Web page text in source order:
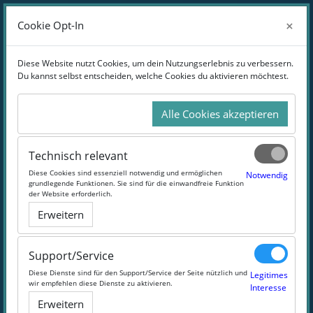
Zum Hauptinhalt
Website-Übersicht
Anmelden
StarterPACK - Entrepreneurial Skills
Moin, Moin und willkommen zu unserem StarterPACK-
Kursprogramm!
Hier findest du alle Online-Kurse, die deine
unternehmerischen Fähigkeiten perfektionieren.
Los geht's!
Cookie Opt-In ×
Diese Website nutzt Cookies, um dein Nutzungserlebnis zu verbessern.
Du kannst selbst entscheiden, welche Cookies du aktivieren möchtest.
Alle Cookies akzeptieren
Technisch relevant
Diese Cookies sind essenziell notwendig und ermöglichen
grundlegende Funktionen. Sie sind für die einwandfreie Funktion
der Website erforderlich.
Notwendig
Erweitern
Support/Service
Diese Dienste sind für den Support/Service der Seite nützlich und
wir empfehlen diese Dienste zu aktivieren.
Legitimes
Interesse
Erweitern
Cookie Opt-In ×
Diese Website nutzt Cookies, um dein Nutzungserlebnis zu verbessern.
Du kannst selbst entscheiden, welche Cookies du aktivieren möchtest.
Alle Cookies akzeptieren
Technisch relevant
Diese Cookies sind essenziell notwendig und ermöglichen
grundlegende Funktionen. Sie sind für die einwandfreie Funktion
der Website erforderlich.
Notwendig
Erweitern
Support/Service
Diese Dienste sind für den Support/Service der Seite nützlich und
wir empfehlen diese Dienste zu aktivieren.
Legitimes
Interesse
Erweitern